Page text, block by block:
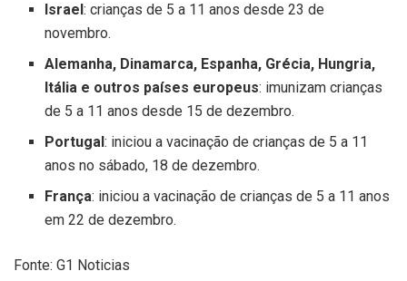
Israel: crianças de 5 a 11 anos desde 23 de
novembro.
Alemanha, Dinamarca, Espanha, Grécia, Hungria,
Itália e outros países europeus: imunizam crianças
de 5 a 11 anos desde 15 de dezembro.
Portugal: iniciou a vacinação de crianças de 5 a 11
anos no sábado, 18 de dezembro.
França: iniciou a vacinação de crianças de 5 a 11 anos
em 22 de dezembro.
Fonte: G1 Noticias